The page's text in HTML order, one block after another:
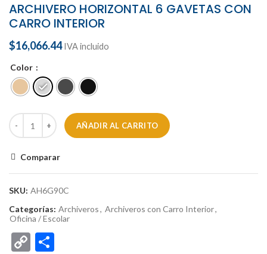
ARCHIVERO HORIZONTAL 6 GAVETAS CON
CARRO INTERIOR
$16,066.44 IVA incluido
Color
AÑADIR AL CARRITO
Comparar
SKU: AH6G90C
Categorías: Archiveros, Archiveros con Carro Interior,
Oficina / Escolar
Copy